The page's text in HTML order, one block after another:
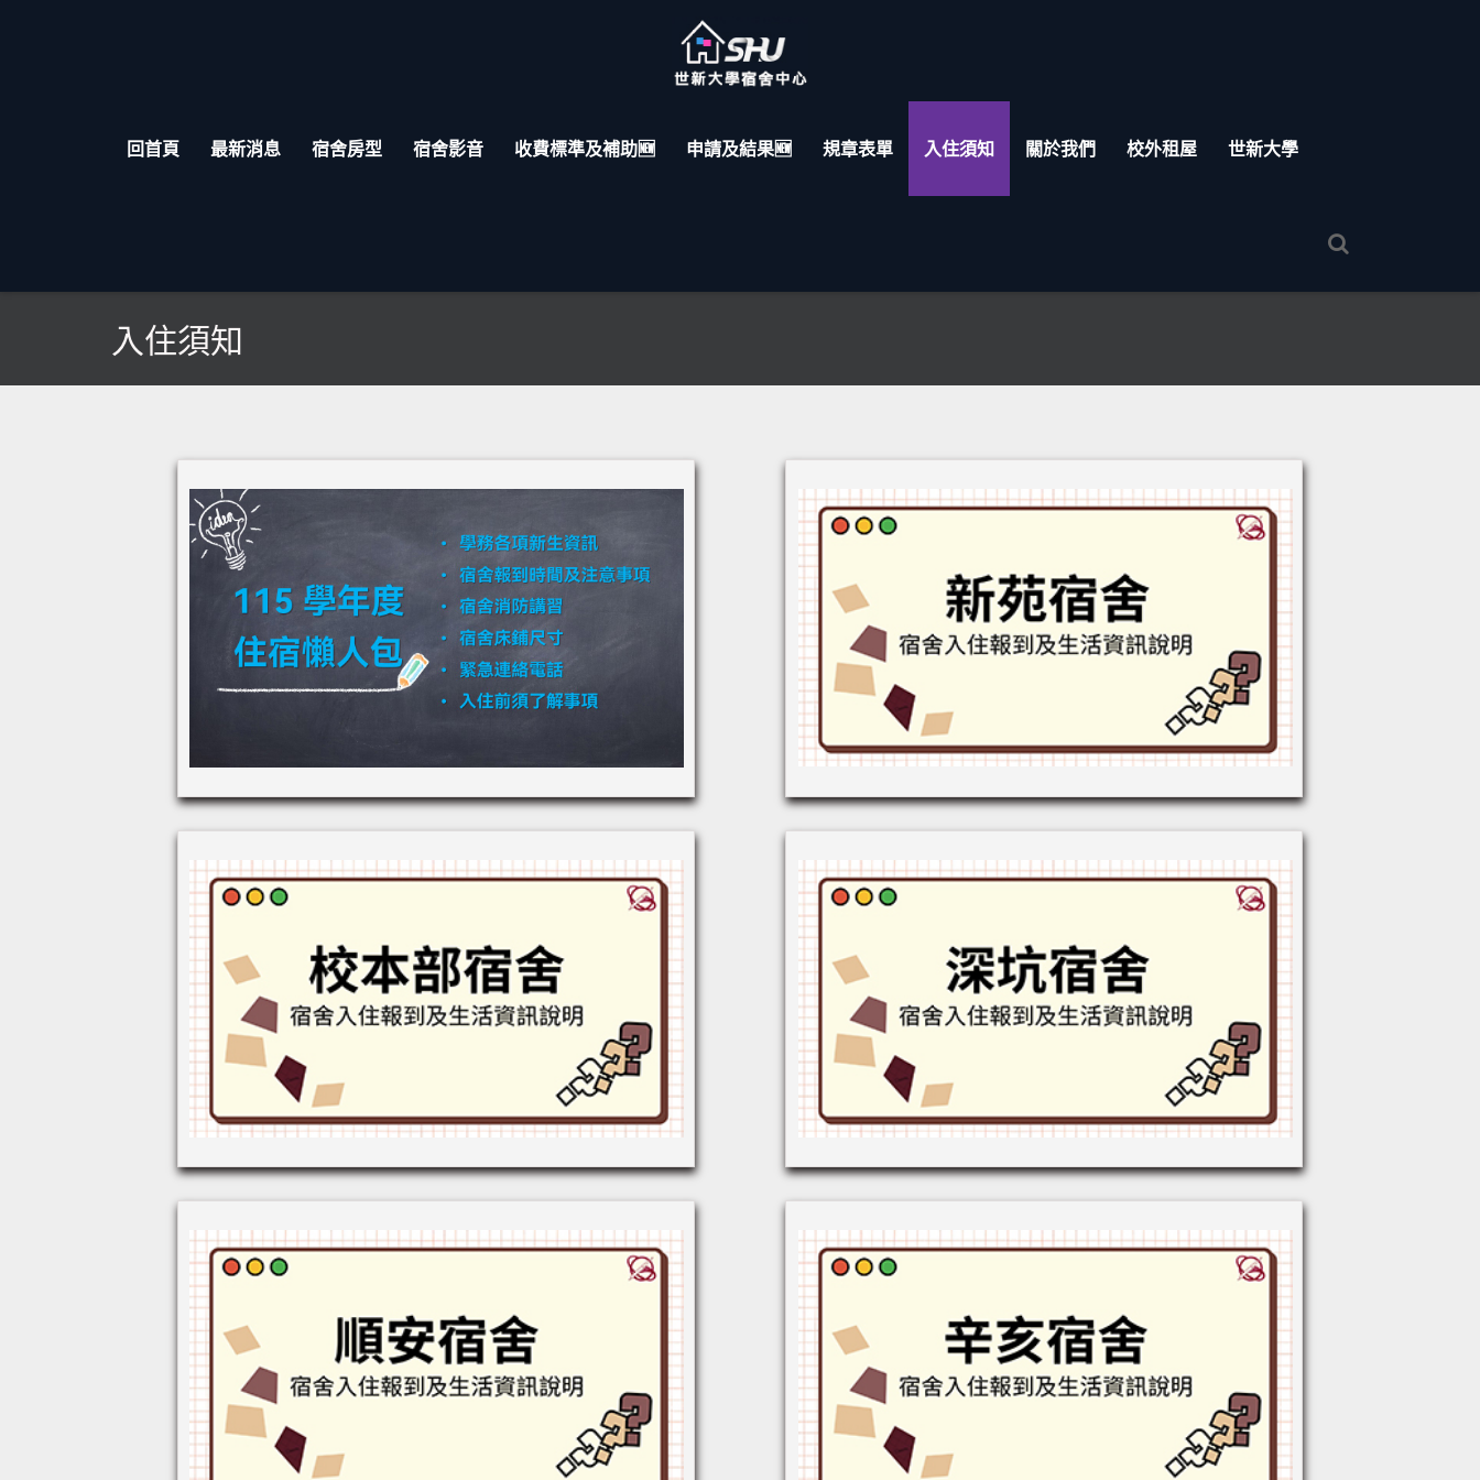
回首頁 最新消息 宿舍房型 宿舍影音 收費標準及補助🆕 申請及結果🆕 規章表單 入住須知 關於我們 校外租屋 世新大學
入住須知